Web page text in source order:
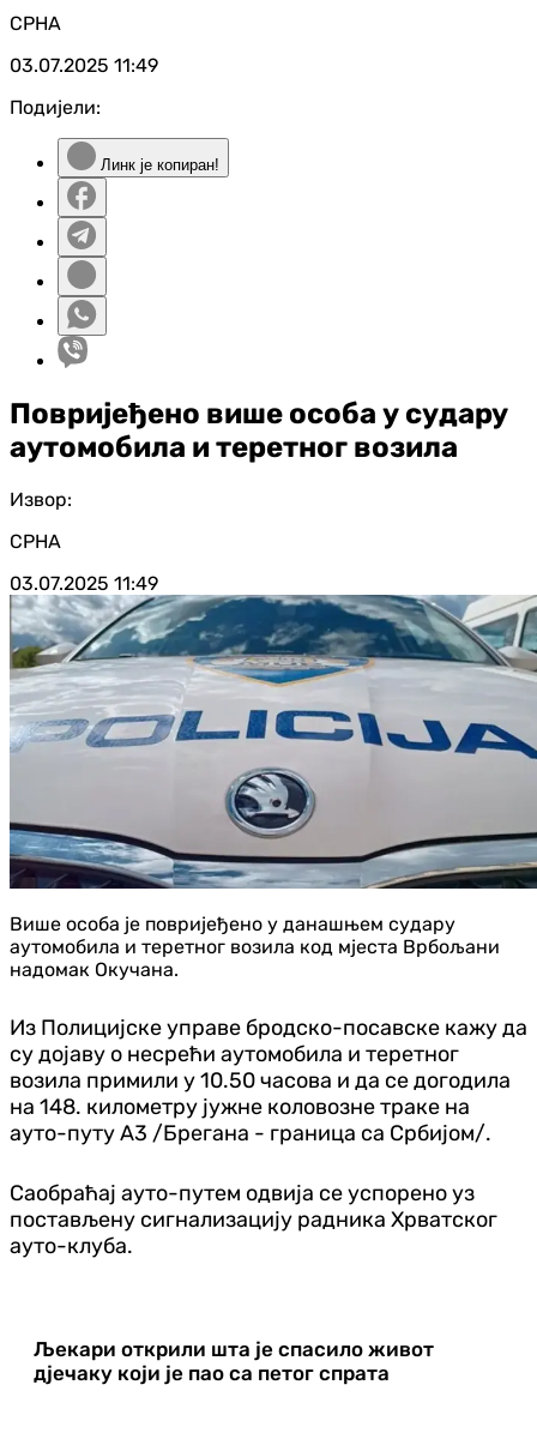
СРНА
03.07.2025 11:49
Подијели:
Линк је копиран!
Повријеђено више особа у судару
аутомобила и теретног возила
Извор:
СРНА
03.07.2025 11:49
Више особа је повријеђено у данашњем судару
аутомобила и теретног возила код мјеста Врбољани
надомак Окучана.
Из Полицијске управе бродско-посавске кажу да
су дојаву о несрећи аутомобила и теретног
возила примили у 10.50 часова и да се догодила
на 148. километру јужне коловозне траке на
ауто-путу А3 /Брегана - граница са Србијом/.
Саобраћај ауто-путем одвија се успорено уз
постављену сигнализацију радника Хрватског
ауто-клуба.
Љекари открили шта је спасило живот
дјечаку који је пао са петог спрата